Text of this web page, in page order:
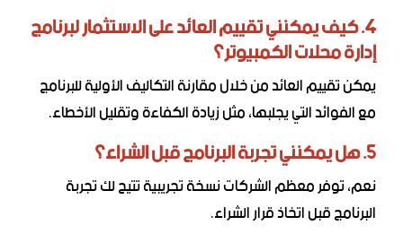
4. كيف يمكنني تقييم العائد على الاستثمار لبرنامج
إدارة محلات الكمبيوتر؟
يمكن تقييم العائد من خلال مقارنة التكاليف الأولية للبرنامج
مع الفوائد التي يجلبها، مثل زيادة الكفاءة وتقليل الأخطاء.
5. هل يمكنني تجربة البرنامج قبل الشراء؟
نعم، توفر معظم الشركات نسخة تجريبية تتيح لك تجربة
البرنامج قبل اتخاذ قرار الشراء.